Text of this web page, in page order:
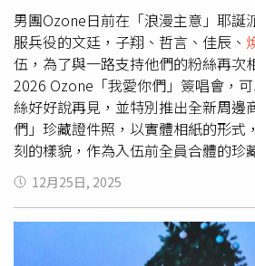
男團Ozone日前在「浪漫主意」耶誕
服兵役的文廷，子翔、哲言、佳辰、
伍，為了與一路支持他們的粉絲再次
2026 Ozone「我愛你們」簽唱會，
絲好好說再見，並特別推出全新周邊
們」珍藏證件照，以實體相紙的形式
刻的樣貌，作為入伍前全員合體的珍
紀念此時此刻與Ozone的相遇，
證件照，這次的運動服和背心造型都
其成員們秀出很少曝光的肩膀和手臂
說是「福利大放送」，也讓平時不穿
「其實拍這套時一直都有些不自在
12月25日, 2025